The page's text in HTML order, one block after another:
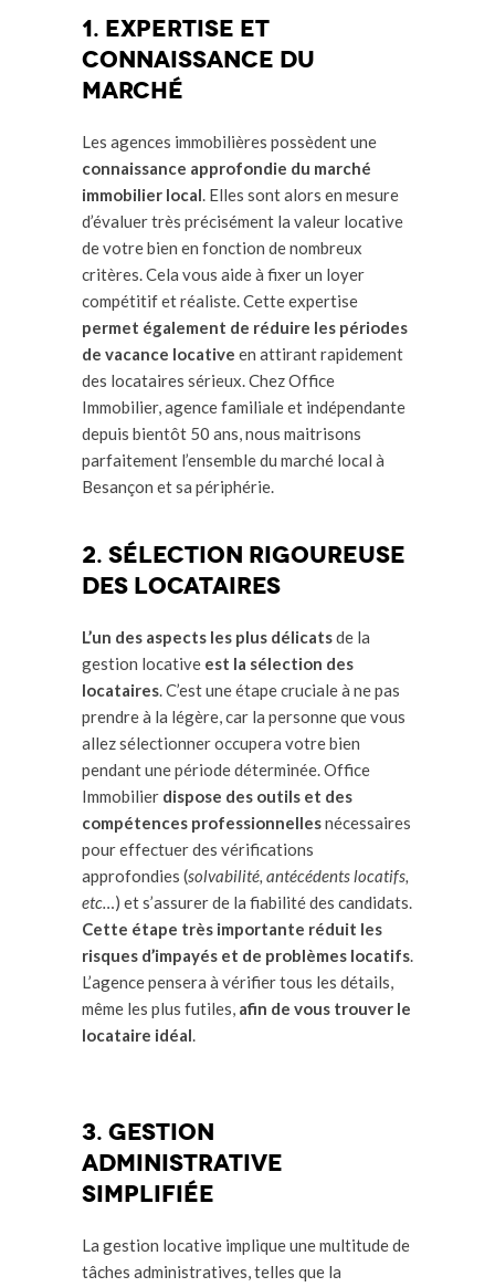
1. Expertise et
connaissance du
marché
Les agences immobilières possèdent une
connaissance approfondie du marché
immobilier local. Elles sont alors en mesure
d’évaluer très précisément la valeur locative
de votre bien en fonction de nombreux
critères. Cela vous aide à fixer un loyer
compétitif et réaliste. Cette expertise
permet également de réduire les périodes
de vacance locative en attirant rapidement
des locataires sérieux. Chez Office
Immobilier, agence familiale et indépendante
depuis bientôt 50 ans, nous maitrisons
parfaitement l’ensemble du marché local à
Besançon et sa périphérie.
2. Sélection rigoureuse
des locataires
L’un des aspects les plus délicatsde la
gestion locative est la sélection des
locataires. C’est une étape cruciale à ne pas
prendre à la légère, car la personne que vous
allez sélectionner occupera votre bien
pendant une période déterminée. Office
Immobilier dispose des outils et des
compétences professionnellesnécessaires
pour effectuer des vérifications
approfondies (solvabilité, antécédents locatifs,
etc…) et s’assurer de la fiabilité des candidats.
Cette étape très importante réduit les
risques d’impayés et de problèmes locatifs.
L’agence pensera à vérifier tous les détails,
même les plus futiles, afin de vous trouver le
locataire idéal.
3. Gestion
administrative
simplifiée
La gestion locative implique une multitude de
tâches administratives, telles que la